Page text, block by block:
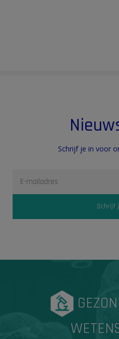
Schrijf je in voor